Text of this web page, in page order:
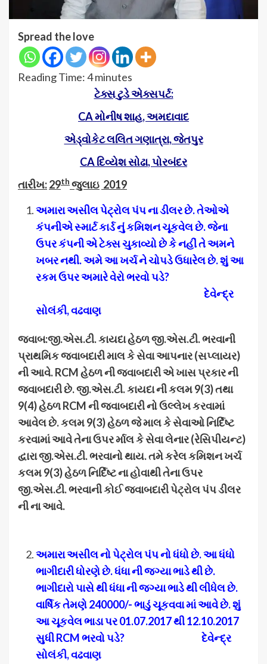
Spread the love
Reading Time:4minutes
ટેક્સ ટુડે એક્સપર્ટ:
CAમોનીષ શાહ,અમદાવાદ
એડ્વોકેટ લલિત ગણાત્રા,જેતપુર
CAદિવ્યેશ સોઢા,પોરબંદર
તારીખ:29th જુલાઇ 2019
અમારા અસીલ પેટ્રોલ પંપ ના ડીલર છે. તેઓએ
કંપનીએ સ્માર્ટ કાર્ડ નું કમિશન ચૂકવેલ છે. જેના
ઉપર કંપની એ ટેક્સ ચુકાવ્યો છે કે નહીં તે અમને
ખબર નથી. અમે આ ખર્ચ ને ચોપડે ઉધારેલ છે. શું આ
રકમ ઉપર અમારે વેરો ભરવો પડે?
દેવેન્દ્ર
સોલંકી, વઢવાણ
જવાબ:જી.એસ.ટી. કાયદા હેઠળ જી.એસ.ટી. ભરવાની
પ્રાથમિક જવાબદારી માલ કે સેવા આપનાર (સપ્લાયર)
ની આવે. RCM હેઠળ ની જવાબદારી એ ખાસ પ્રકાર ની
જવાબદારી છે. જી.એસ.ટી. કાયદા ની કલમ 9(3) તથા
9(4) હેઠળ RCM ની જવાબદારી નો ઉલ્લેખ કરવામાં
આવેલ છે. કલમ 9(3) હેઠળ જે માલ કે સેવાઓ નિર્દિષ્ટ
કરવામાં આવે તેના ઉપર ર્માલ કે સેવા લેનાર (રેસિપીયન્ટ)
દ્વારા જી.એસ.ટી. ભરવાનો થાય. તમે કરેલ કમિશન ખર્ચ
કલમ 9(3) હેઠળ નિર્દિષ્ટ ના હોવાથી તેના ઉપર
જી.એસ.ટી. ભરવાની કોઈ જવાબદારી પેટ્રોલ પંપ ડીલર
ની ના આવે.
અમારા અસીલ નો પેટ્રોલ પંપ નો ધંધો છે. આ ધંધો
ભાગીદારી ધોરણે છે. ધંધા ની જગ્યા ભાડે થી છે.
ભાગીદારો પાસે થી ધંધા ની જગ્યા ભાડે થી લીધેલ છે.
વાર્ષિક તેમણે 240000/- ભાડું ચૂકવવા માં આવે છે. શું
આ ચૂકવેલ ભાડા પર 01.07.2017 થી 12.10.2017
સુધીRCM ભરવો પડે? દેવેન્દ્ર
સોલંકી, વઢવાણ